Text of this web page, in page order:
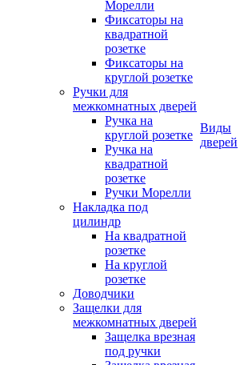
Морелли
Фиксаторы на
квадратной
розетке
Фиксаторы на
круглой розетке
Ручки для
межкомнатных дверей
Ручка на
круглой розетке
Ручка на
квадратной
розетке
Ручки Морелли
Накладка под
цилиндр
На квадратной
розетке
На круглой
розетке
Доводчики
Защелки для
межкомнатных дверей
Защелка врезная
под ручки
Виды
дверей